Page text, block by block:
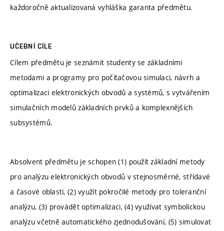
každoročně aktualizovaná vyhláška garanta předmětu.
UČEBNÍ CÍLE
Cílem předmětu je seznámit studenty se základními
metodami a programy pro počítačovou simulaci, návrh a
optimalizaci elektronických obvodů a systémů, s vytvářením
simulačních modelů základních prvků a komplexnějších
subsystémů.
Absolvent předmětu je schopen (1) použít základní metody
pro analýzu elektronických obvodů v stejnosměrné, střídavé
a časové oblasti, (2) využít pokročilé metody pro toleranční
analýzu, (3) provádět optimalizaci, (4) využívat symbolickou
analýzu včetně automatického zjednodušování, (5) simulovat